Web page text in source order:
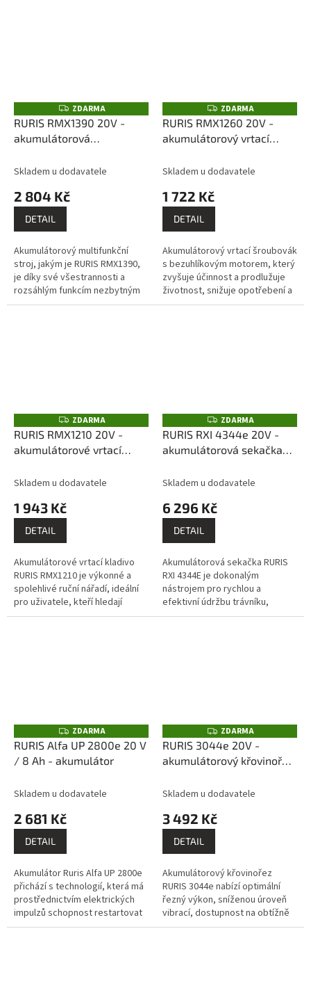
Z
D
A
R
ZDARMA
RURIS RMX1390 20V -
akumulátorová
akumulátoru a nabíječky)
Skladem u dodavatele
2 804 Kč
DETAIL
Akumulátorový multifunkční
stroj, jakým je RURIS RMX1390,
je díky své všestrannosti a
rozsáhlým funkcím nezbytným
nástrojem pro každého
Z
D
A
R
ZDARMA
RURIS RMX1260 20V -
akumulátorový vrtací
akumulátoru a nabíječky)
Skladem u dodavatele
1 722 Kč
DETAIL
Akumulátorový vrtací šroubovák
s bezuhlíkovým motorem, který
zvyšuje účinnost a prodlužuje
životnost, snižuje opotřebení a
usnadňuje proces údržby.
Z
D
A
R
ZDARMA
RURIS RMX1210 20V -
akumulátorové vrtací
a nabíječky)
Skladem u dodavatele
1 943 Kč
DETAIL
Akumulátorové vrtací kladivo
RURIS RMX1210 je výkonné a
spolehlivé ruční nářadí, ideální
pro uživatele, kteří hledají
efektivitu a výkon při vrtacích a
Z
D
A
R
ZDARMA
RURIS RXI 4344e 20V -
akumulátorová sekačka
nabíječky)
Skladem u dodavatele
6 296 Kč
DETAIL
Akumulátorová sekačka RURIS
RXI 4344E je dokonalým
nástrojem pro rychlou a
efektivní údržbu trávníku,
doporučuje se pro plochy do
Z
D
A
R
ZDARMA
RURIS Alfa UP 2800e 20 V
/ 8 Ah - akumulátor
Skladem u dodavatele
2 681 Kč
DETAIL
Akumulátor Ruris Alfa UP 2800e
přichází s technologií, která má
prostřednictvím elektrických
impulzů schopnost restartovat
akumulátor, když je vybitý nebo
Z
D
A
R
ZDARMA
RURIS 3044e 20V -
akumulátorový křovinořez
nabíječky)
Skladem u dodavatele
3 492 Kč
DETAIL
Akumulátorový křovinořez
RURIS 3044e nabízí optimální
řezný výkon, sníženou úroveň
vibrací, dostupnost na obtížně
přístupných místech,